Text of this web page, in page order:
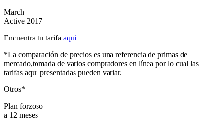
March
Active 2017
Encuentra tu tarifa aqui
*La comparación de precios es una referencia de primas de
mercado,tomada de varios compradores en línea por lo cual las
tarifas aqui presentadas pueden variar.
Otros*
Plan forzoso
a 12 meses